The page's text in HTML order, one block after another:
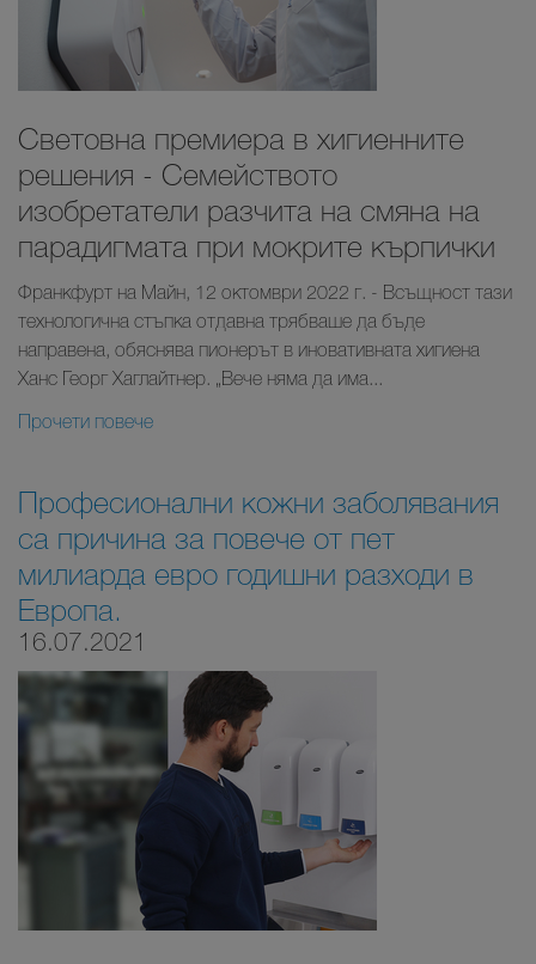
Световна премиера в хигиенните
решения - Семейството
изобретатели разчита на смяна на
парадигмата при мокрите кърпички
Франкфурт на Майн, 12 октомври 2022 г. - Всъщност тази
технологична стъпка отдавна трябваше да бъде
направена, обяснява пионерът в иновативната хигиена
Ханс Георг Хаглайтнер. „Вече няма да има...
Прочети повече
Професионални кожни заболявания
са причина за повече от пет
милиарда евро годишни разходи в
Европа.
16.07.2021